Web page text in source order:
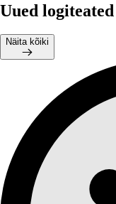
Uued logiteated
Näita kõiki